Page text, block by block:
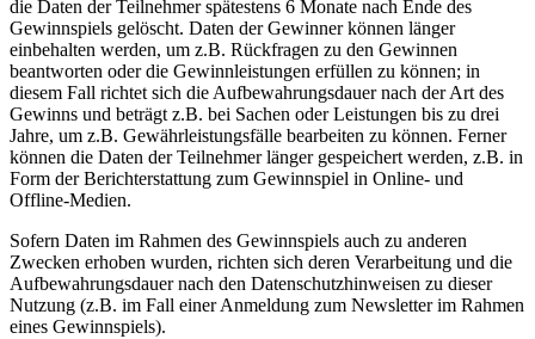
die Daten der Teilnehmer spätestens 6 Monate nach Ende des
Gewinnspiels gelöscht. Daten der Gewinner können länger
einbehalten werden, um z.B. Rückfragen zu den Gewinnen
beantworten oder die Gewinnleistungen erfüllen zu können; in
diesem Fall richtet sich die Aufbewahrungsdauer nach der Art des
Gewinns und beträgt z.B. bei Sachen oder Leistungen bis zu drei
Jahre, um z.B. Gewährleistungsfälle bearbeiten zu können. Ferner
können die Daten der Teilnehmer länger gespeichert werden, z.B. in
Form der Berichterstattung zum Gewinnspiel in Online- und
Offline-Medien.
Sofern Daten im Rahmen des Gewinnspiels auch zu anderen
Zwecken erhoben wurden, richten sich deren Verarbeitung und die
Aufbewahrungsdauer nach den Datenschutzhinweisen zu dieser
Nutzung (z.B. im Fall einer Anmeldung zum Newsletter im Rahmen
eines Gewinnspiels).